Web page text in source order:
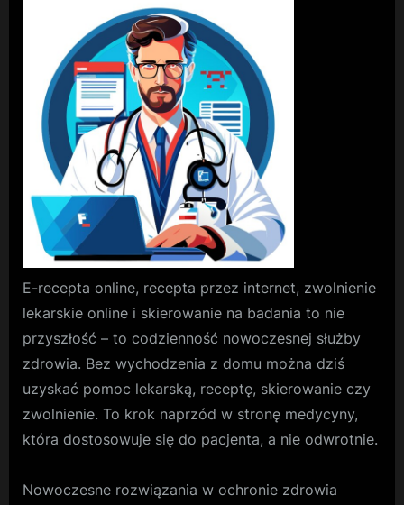
E-recepta online, recepta przez internet, zwolnienie
lekarskie online i skierowanie na badania to nie
przyszłość – to codzienność nowoczesnej służby
zdrowia. Bez wychodzenia z domu można dziś
uzyskać pomoc lekarską, receptę, skierowanie czy
zwolnienie. To krok naprzód w stronę medycyny,
która dostosowuje się do pacjenta, a nie odwrotnie.
Nowoczesne rozwiązania w ochronie zdrowia